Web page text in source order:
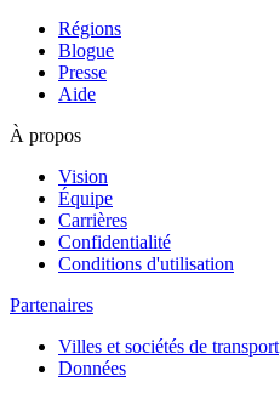
Régions
Blogue
Presse
Aide
À propos
Vision
Équipe
Carrières
Confidentialité
Conditions d'utilisation
Partenaires
Villes et sociétés de transport
Données